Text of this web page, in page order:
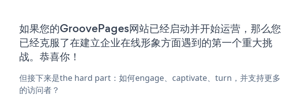
如果您的GroovePages网站已经启动并开始运营，那么您
已经克服了在建立企业在线形象方面遇到的第一个重大挑
战。恭喜你！
但接下来是the hard part：如何engage、captivate、turn，并支持更多
的访问者？